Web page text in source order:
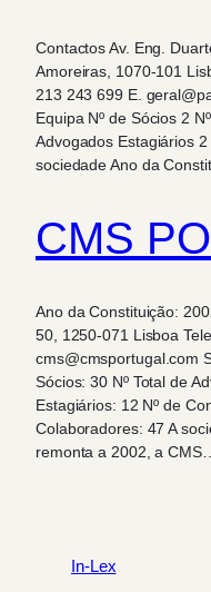
Contactos Av. Eng.
Amoreiras, 1070-101
213 243 699 E.
Equipa Nº de Sócios 2
Advogados Estagiários
sociedade Ano da
CMS
Ano da Constituição:
50, 1250-071 Lisboa
cms@cmsportugal.com
Sócios: 30 Nº Total de
Estagiários: 12 Nº de
Colaboradores: 47 A
remonta a 2002, a
In-Lex